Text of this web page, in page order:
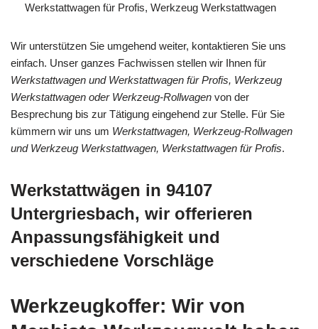
Werkstattwagen für Profis, Werkzeug Werkstattwagen
Wir unterstützen Sie umgehend weiter, kontaktieren Sie uns
einfach. Unser ganzes Fachwissen stellen wir Ihnen für
Werkstattwagen und Werkstattwagen für Profis, Werkzeug
Werkstattwagen oder Werkzeug-Rollwagen von der
Besprechung bis zur Tätigung eingehend zur Stelle. Für Sie
kümmern wir uns um Werkstattwagen, Werkzeug-Rollwagen
und Werkzeug Werkstattwagen, Werkstattwagen für Profis.
Werkstattwägen in 94107
Untergriesbach, wir offerieren
Anpassungsfähigkeit und
verschiedene Vorschläge
Werkzeugkoffer: Wir von